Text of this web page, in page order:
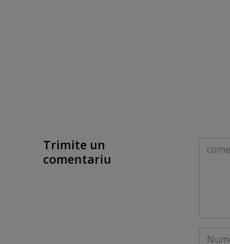
Trimite un
comentariu
Nume